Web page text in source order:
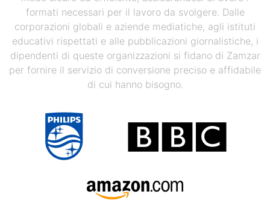
formati necessari per il lavoro da svolgere. Dalle
corporazioni globali e aziende mediatiche, agli istituti
educativi rispettati e alle pubblicazioni giornalistiche, i
dipendenti di queste organizzazioni si fidano di Zamzar
per fornire il servizio di conversione preciso e affidabile
di cui hanno bisogno.